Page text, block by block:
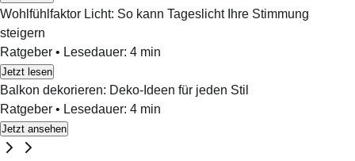
Wohlfühlfaktor Licht: So kann Tageslicht Ihre Stimmung
steigern
Ratgeber • Lesedauer: 4 min
Jetzt lesen
Balkon dekorieren: Deko-Ideen für jeden Stil
Ratgeber • Lesedauer: 4 min
Jetzt ansehen